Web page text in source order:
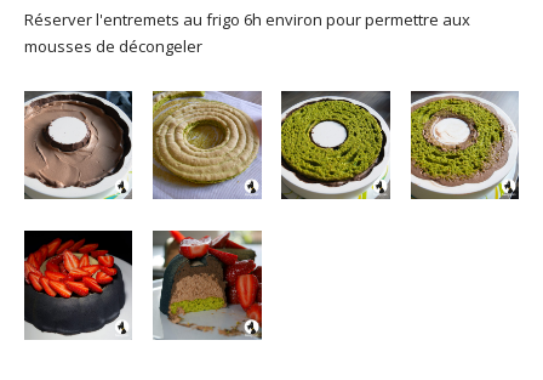
Réserver l'entremets au frigo 6h environ pour permettre aux
mousses de décongeler